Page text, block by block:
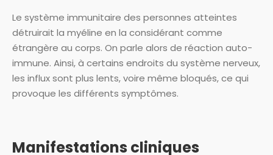
Le système immunitaire des personnes atteintes
détruirait la myéline en la considérant comme
étrangère au corps. On parle alors de réaction auto-
immune. Ainsi, à certains endroits du système nerveux,
les influx sont plus lents, voire même bloqués, ce qui
provoque les différents symptômes.
Manifestations cliniques